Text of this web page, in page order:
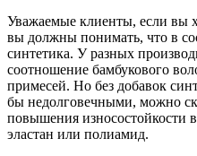
Уважаемые клиенты, если вы
вы должны понимать, что в
синтетика. У разных
соотношение бамбукового
примесей. Но без добавок
бы недолговечными, можно
повышения износостойкости
эластан или полиамид.